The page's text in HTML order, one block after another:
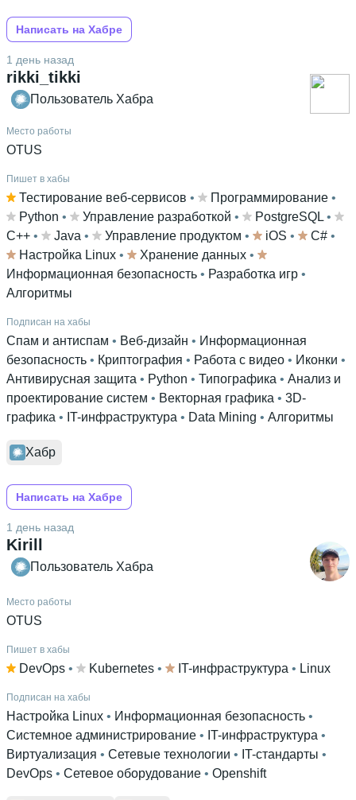
Написать на Хабре
rikki_tikki
1 день назад
Пользователь Хабра
Место работы
OTUS
Пишет в хабы
Тестирование веб-сервисов • Программирование •
Python • Управление разработкой • PostgreSQL •
C++ • Java • Управление продуктом • iOS • C# •
Настройка Linux • Хранение данных •
Информационная безопасность • Разработка игр
Алгоритмы
Подписан на хабы
Спам и антиспам • Веб-дизайн • Информационная
безопасность • Криптография • Работа с видео • Иконки
Антивирусная защита • Python • Типографика • Анализ и
проектирование систем • Векторная графика • 3D-
графика • IT-инфраструктура • Data Mining • Алгоритмы
Хабр
Написать на Хабре
Kirill
1 день назад
Пользователь Хабра
Место работы
OTUS
Пишет в хабы
DevOps • Kubernetes • IT-инфраструктура • Linux
Подписан на хабы
Настройка Linux • Информационная безопасность
Системное администрирование • IT-инфраструктура
Виртуализация • Сетевые технологии • IT-стандарты
DevOps • Сетевое оборудование • Openshift